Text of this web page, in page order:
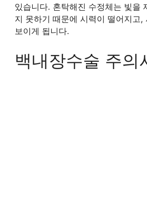
있습니다. 혼탁해진 수정체는 빛을
지 못하기 때문에 시력이 떨어지고,
보이게 됩니다.
백내장수술 주의